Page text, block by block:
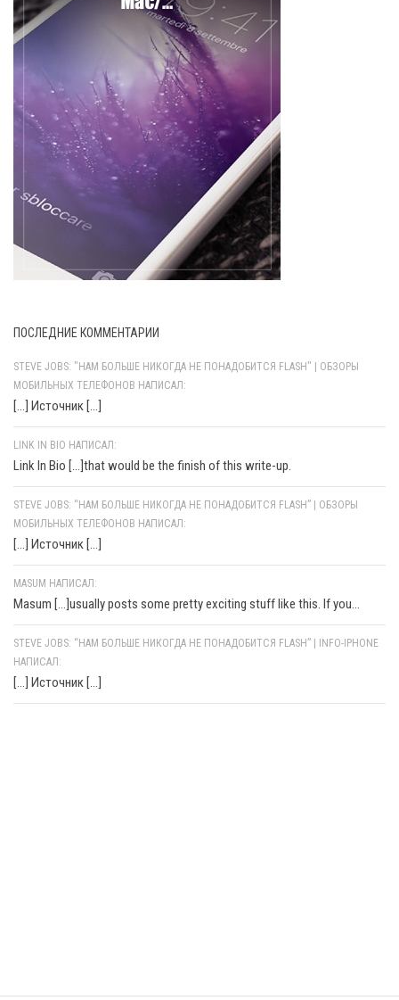
ПОСЛЕДНИЕ КОММЕНТАРИИ
STEVE JOBS: "НАМ БОЛЬШЕ НИКОГДА НЕ ПОНАДОБИТСЯ FLASH" | ОБЗОРЫ
МОБИЛЬНЫХ ТЕЛЕФОНОВ НАПИСАЛ:
[…] Источник […]
LINK IN BIO НАПИСАЛ:
Link In Bio [...]that would be the finish of this write-up.
STEVE JOBS: “НАМ БОЛЬШЕ НИКОГДА НЕ ПОНАДОБИТСЯ FLASH” | ОБЗОРЫ
МОБИЛЬНЫХ ТЕЛЕФОНОВ НАПИСАЛ:
[…] Источник […]
MASUM НАПИСАЛ:
Masum [...]usually posts some pretty exciting stuff like this. If you...
STEVE JOBS: “НАМ БОЛЬШЕ НИКОГДА НЕ ПОНАДОБИТСЯ FLASH” | INFO-IPHONE
НАПИСАЛ:
[…] Источник […]